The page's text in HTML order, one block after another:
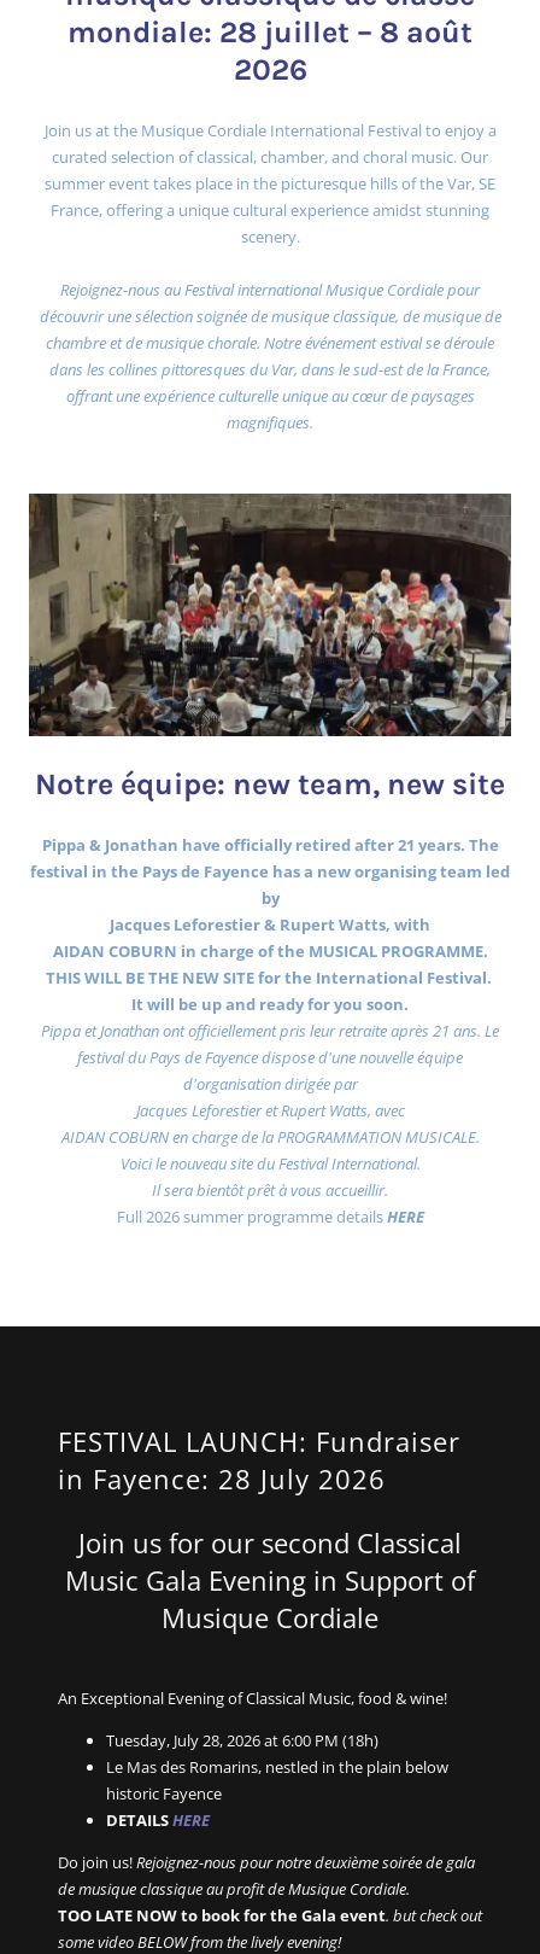
mondiale: 28 juillet – 8 août
2026
Join us at the Musique Cordiale International Festival to enjoy a
curated selection of classical, chamber, and choral music. Our
summer event takes place in the picturesque hills of the Var, SE
France, offering a unique cultural experience amidst stunning
scenery.
Rejoignez-nous au Festival international Musique Cordiale pour
découvrir une sélection soignée de musique classique, de musique de
chambre et de musique chorale. Notre événement estival se déroule
dans les collines pittoresques du Var, dans le sud-est de la France,
offrant une expérience culturelle unique au cœur de paysages
magnifiques.
Notre équipe: new team, new site
Pippa & Jonathan have officially retired after 21 years. The
festival in the Pays de Fayence has a new organising team led
by
Jacques Leforestier & Rupert Watts, with
AIDAN COBURN in charge of the MUSICAL PROGRAMME.
THIS WILL BE THE NEW SITE for the International Festival.
It will be up and ready for you soon.
Pippa et Jonathan ont officiellement pris leur retraite après 21 ans. Le
festival du Pays de Fayence dispose d'une nouvelle équipe
d'organisation dirigée par
Jacques Leforestier et Rupert Watts, avec
AIDAN COBURN en charge de la PROGRAMMATION MUSICALE.
Voici le nouveau site du Festival International.
Il sera bientôt prêt à vous accueillir.
Full 2026 summer programme detailsHERE
FESTIVAL LAUNCH: Fundraiser
in Fayence: 28 July 2026
Join us for our second Classical
Music Gala Evening in Support of
Musique Cordiale
An Exceptional Evening of Classical Music, food & wine!
Tuesday, July 28, 2026 at 6:00 PM (18h)
Le Mas des Romarins, nestled in the plain below
historic Fayence
DETAILSHERE
Do join us!Rejoignez-nous pour notre deuxième soirée de gala
de musique classique au profit de Musique Cordiale.
TOO LATE NOW to book for the Gala event. but check out
some video BELOW from the lively evening!